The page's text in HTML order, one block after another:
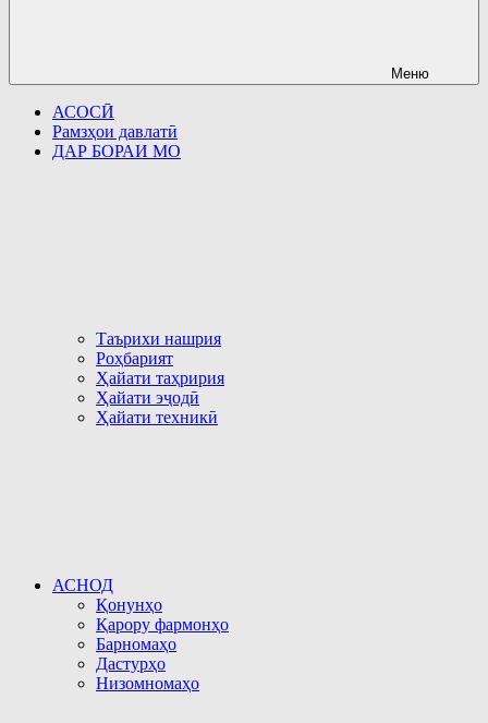
Меню
АСОСӢ
Рамзҳои давлатӣ
ДАР БОРАИ МО
Таърихи нашрия
Роҳбарият
Ҳайати таҳририя
Ҳайати эҷодӣ
Ҳайати техникӣ
АСНОД
Қонунҳо
Қарору фармонҳо
Барномаҳо
Дастурҳо
Низомномаҳо